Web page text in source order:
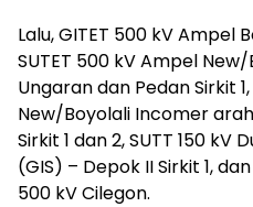
Lalu, GITET 500 kV Ampel
SUTET 500 kV Ampel
Ungaran dan Pedan Sirkit
New/Boyolali Incomer
Sirkit 1 dan 2, SUTT 150 kV
(GIS) – Depok II Sirkit 1,
500 kV Cilegon.